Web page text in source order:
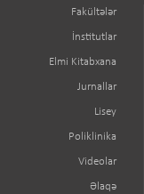
Fakültələr
İnstitutlar
Elmi Kitabxana
Jurnallar
Lisey
Poliklinika
Videolar
Əlaqə